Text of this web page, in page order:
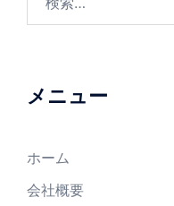
メニュー
ホーム
会社概要